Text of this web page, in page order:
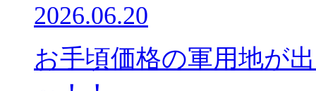
2026.06.20
お手頃価格の軍用地が